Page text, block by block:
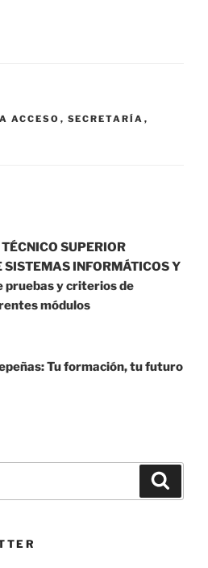
ACCESO , SECRETARÍA ,
SUPERIOR
INFORMÁTICOS Y
pruebas y criterios de
módulos
Tu formación, tu futuro